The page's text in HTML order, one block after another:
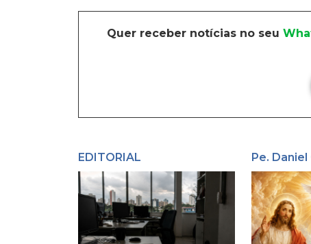
Quer receber notícias no seu
EDITORIAL Pe. Daniel